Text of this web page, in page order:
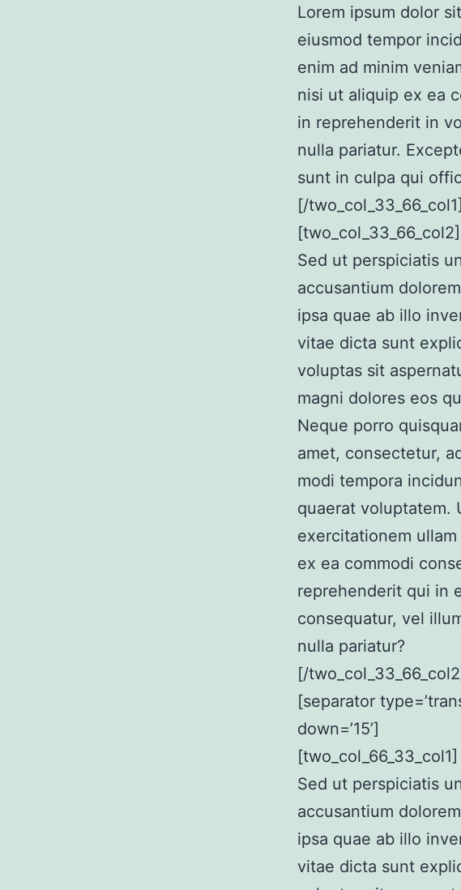
Lorem ipsum dolor
eiusmod tempor
enim ad minim
nisi ut aliquip ex ea
in reprehenderit in
nulla pariatur.
sunt in culpa qui
[/two_col_33_66_col1]
[two_col_33_66_col2]
Sed ut perspiciatis
accusantium
ipsa quae ab illo
vitae dicta sunt
voluptas sit
magni dolores eos
Neque porro
amet, consectetur,
modi tempora
quaerat voluptatem.
exercitationem
ex ea commodi
reprehenderit qui in
consequatur, vel
nulla pariatur?
[/
[separator
down=’15’]
[two_col_66_33_col1]
Sed ut perspiciatis
accusantium
ipsa quae ab illo
vitae dicta sunt